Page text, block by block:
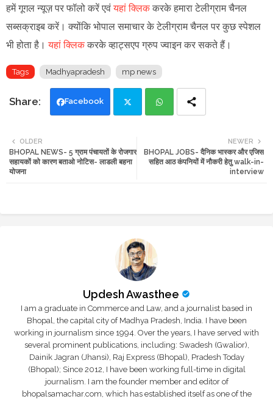
हमें गूगल न्यूज़ पर फॉलो करें एवंयहां क्लिक करके हमारा टेलीग्राम चैनल
सब्सक्राइब करें। क्योंकि भोपाल समाचार के टेलीग्राम चैनल पर कुछ स्पेशल
भी होता है।यहां क्लिककरके व्हाट्सएप ग्रुप ज्वाइन कर सकते हैं।
Tags Madhyapradesh mp news
Facebook
tte ats
NEWER
BHOPAL JOBS- दैनिक भास्कर और एजिस
सहित आठ कंपनियों में नौकरी हेतु walk-in-
interview
OLDER
BHOPAL NEWS- 5 ग्राम पंचायतों के रोजगार
सहायकों को कारण बताओ नोटिस- लाडली बहना
योजना
Updesh Awasthee
I am a graduate in Commerce and Law, and a journalist based in
Bhopal, the capital city of Madhya Pradesh, India. I have been
working in journalism since 1994. Over the years, I have served with
several prominent publications, including: Swadesh (Gwalior),
Dainik Jagran (Jhansi), Raj Express (Bhopal), Pradesh Today
(Bhopal); Since 2012, I have been working full-time in digital
journalism. I am the founder member and editor of
bhopalsamachar.com, which has established itself as one of the